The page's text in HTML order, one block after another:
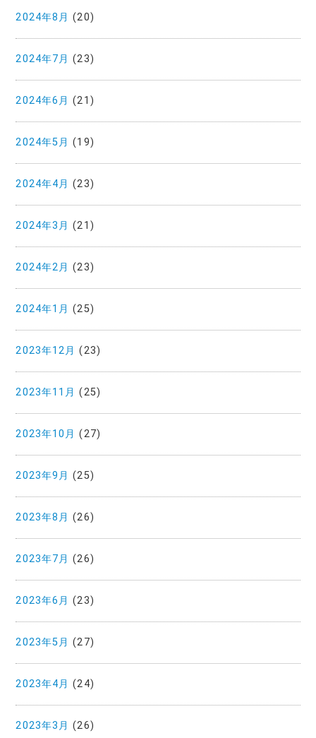
2024年8月 (20)
2024年7月 (23)
2024年6月 (21)
2024年5月 (19)
2024年4月 (23)
2024年3月 (21)
2024年2月 (23)
2024年1月 (25)
2023年12月 (23)
2023年11月 (25)
2023年10月 (27)
2023年9月 (25)
2023年8月 (26)
2023年7月 (26)
2023年6月 (23)
2023年5月 (27)
2023年4月 (24)
2023年3月 (26)